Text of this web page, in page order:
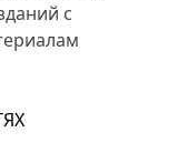
с